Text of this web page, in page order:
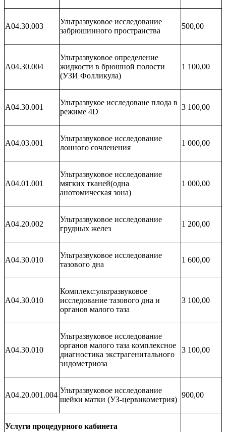
A04.30.003
Ультразвуковое исследование
забрюшинного пространства
500,00
A04.30.004
Ультразвуковое определение
жидкости в брюшной полости
(УЗИ Фолликула)
1 100,00
А04.30.001
Ультразвукое исследоване плода в
режиме 4D
3 100,00
А04.03.001
Ультразвуковое исследование
лонного сочленения
1 000,00
А04.01.001
Ультразвуковое исследование
мягких тканей(одна
анотомическая зона)
1 000,00
А04.20.002
Ультразвуковое исследование
грудных желез
1 200,00
А04.30.010
Ультразвуковое исследование
тазового дна
1 600,00
А04.30.010
Комплекс:ультразвуковое
исследование тазового дна и
органов малого таза
3 100,00
А04.30.010
Ультразвуковое исследование
органов малого таза комплексное
диагностика экстрагенитального
эндометриоза
3 100,00
А04.20.001.004
Ультразвуковое исследование
шейки матки (УЗ-цервикометрия)
900,00
Услуги процедурного кабинета